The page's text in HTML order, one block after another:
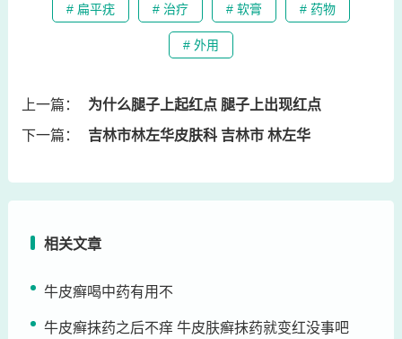
# 扁平疣 # 治疗 # 软膏 # 药物
# 外用
上一篇：
为什么腿子上起红点 腿子上出现红点
下一篇：
吉林市林左华皮肤科 吉林市 林左华
相关文章
牛皮癣喝中药有用不
牛皮癣抹药之后不痒 牛皮肤癣抹药就变红没事吧